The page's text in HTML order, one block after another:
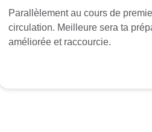
Parallèlement au cours de
circulation. Meilleure sera ta
améliorée et raccourcie.